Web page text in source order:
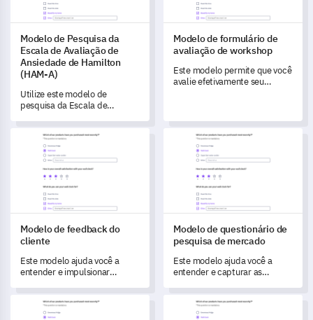
Modelo de Pesquisa da
Escala de Avaliação de
Ansiedade de Hamilton
(HAM-A)
Utilize este modelo de
pesquisa da Escala de
Hamilton (HAM-A) para obter
uma compreensão abrangente
da saúde mental do seu
grupo-alvo.
Modelo de formulário de
avaliação de workshop
Este modelo permite que você
avalie efetivamente seu
melhoria.
Modelo de feedback do cliente
Modelo de feedback do
cliente
Este modelo ajuda você a
entender e impulsionar
feedback detalhado dos
clientes.
Modelo de questionário de
Modelo de questionário de
pesquisa de mercado
Este modelo ajuda você a
entender e capturar as
dos clientes para melhorar
produtos e serviços.
Modelo de formulário de inscrição de voluntário
Modelo de Pesquisa B2C